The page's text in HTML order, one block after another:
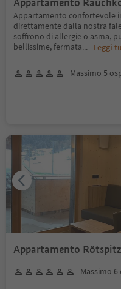
Appartamento
Appartamento confortevole
direttamente dalla nostra
soffrono di allergie o asma,
bellissime, fermata... Leggi
Massimo 5
Appartamento Rötspitz
Massimo